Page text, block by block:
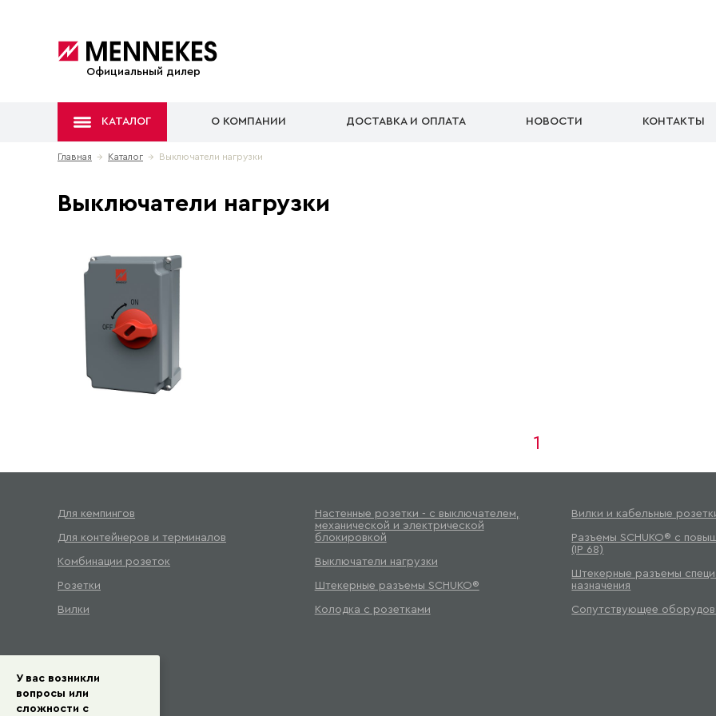
Официальный дилер
КАТАЛОГ О КОМПАНИИ ДОСТАВКА И ОПЛАТА НОВОСТИ КОНТАКТЫ
Главная → Каталог → Выключатели нагрузки
Выключатели нагрузки
1
Для кемпингов
Для контейнеров и терминалов
Комбинации розеток
Розетки
Вилки
Настенные розетки - с выключателем,
механической и электрической
блокировкой
Выключатели нагрузки
Штекерные разъемы SCHUKO®
Колодка с розетками
Вилки и кабельные
Разъемы SCHUKO® с
(IP 68)
Штекерные разъемы
назначения
Сопутствующее
У вас возникли
вопросы или
сложности с